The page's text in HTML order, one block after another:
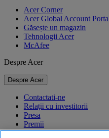
Acer Corner
Acer Global Account
Găsește un magazin
Tehnologii Acer
McAfee
Despre Acer
Despre Acer
Contactati-ne
Relaţii cu investitorii
Presa
Premii
Evenimente